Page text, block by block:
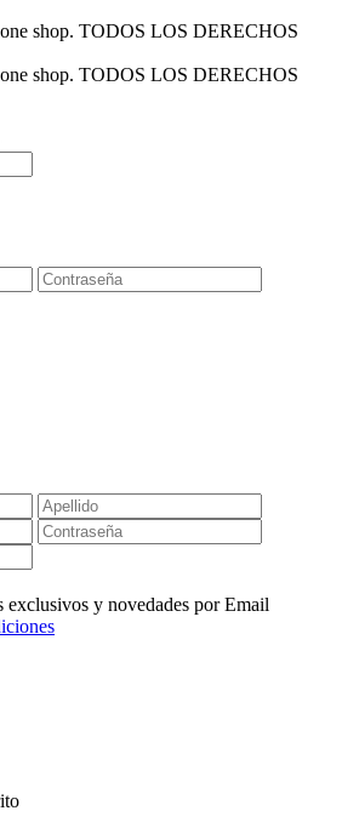
shop. TODOS LOS DERECHOS
shop. TODOS LOS DERECHOS
exclusivos y novedades por Email